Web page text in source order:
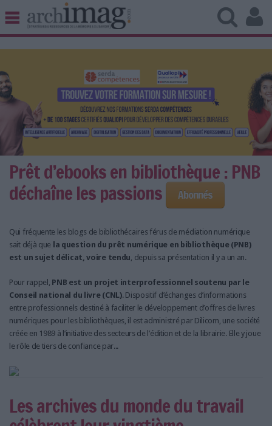
BIBLIOTHÈQUE ÉDITION
UNIVERS DATA
TRAVAIL COLLABORATIF
VIE NUMÉRIQUE
NUMÉRIQUE RESPONSABLE
LES NEWSLETTERS
LE MAGAZINE
LES BASES DE DONNÉES
L'ESPACE EMPLOI
L'AGENDA
L'ANNUAIRE DES ACTEURS
NOS OFFRES D'ABONNEMENTS
Prêt d’ebooks en bibliothèque : PNB
déchaîne les passions
Abonnés
Qui fréquente les blogs de bibliothécaires férus de médiation numérique
sait déjà que la question du prêt numérique en bibliothèque (PNB)
est un sujet délicat, voire tendu, depuis sa présentation il y a un an.
Pour rappel, PNB est un projet interprofessionnel soutenu par le
Conseil national du livre (CNL). Dispositif d’échanges d’informations
entre professionnels destiné à faciliter le développement d’offres de livres
numériques pour les bibliothèques, il est administré par Dilicom, une société
créée en 1989 à l’initiative des secteurs de l’édition et de la librairie. Elle y joue
le rôle de tiers de confiance par...
Les archives du monde du travail